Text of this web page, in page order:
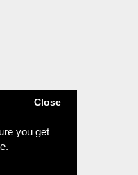
you get
Close